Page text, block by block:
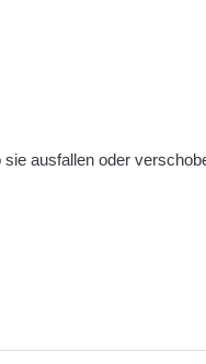
ausfallen oder